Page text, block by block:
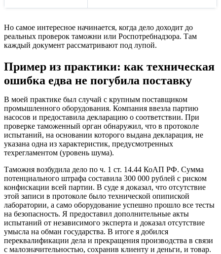
Но самое интересное начинается, когда дело доходит до
реальных проверок таможни или Роспотребнадзора. Там
каждый документ рассматривают под лупой.
Пример из практики: как техническая
ошибка едва не погубила поставку
В моей практике был случай с крупным поставщиком
промышленного оборудования. Компания ввезла партию
насосов и предоставила декларацию о соответствии. При
проверке таможенный орган обнаружил, что в протоколе
испытаний, на основании которого выдана декларация, не
указана одна из характеристик, предусмотренных
техрегламентом (уровень шума).
Таможня возбудила дело по ч. 1 ст. 14.44 КоАП РФ. Сумма
потенциального штрафа составила 300 000 рублей с риском
конфискации всей партии. В суде я доказал, что отсутствие
этой записи в протоколе было технической опипиской
лаборатории, а само оборудование успешно прошло все тесты
на безопасность. Я предоставил дополнительные акты
испытаний от независимого эксперта и доказал отсутствие
умысла на обман государства. В итоге я добился
переквалификации дела и прекращения производства в связи
с малозначительностью, сохранив клиенту и деньги, и товар.